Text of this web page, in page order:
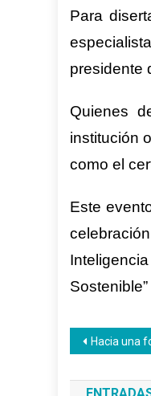
Para
presidente
Quienes
institución
como el
Este
S
de
Hacia una formación